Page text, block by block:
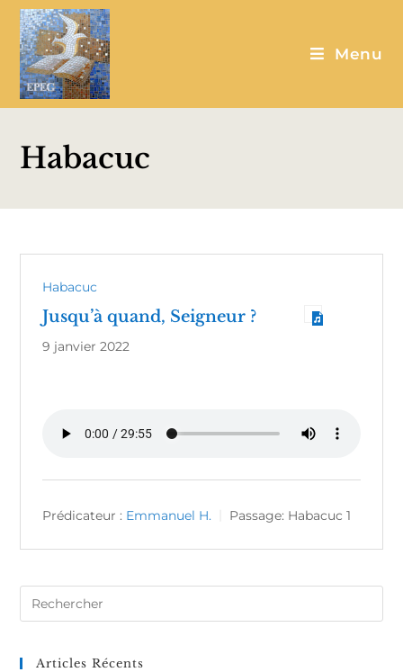
Menu
Habacuc
Habacuc
Jusqu’à quand, Seigneur ?
9 janvier 2022
Prédicateur : Emmanuel H. Passage: Habacuc 1
Articles Récents